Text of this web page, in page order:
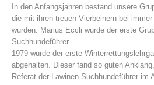
In den Anfangsjahren bestand unsere
die mit ihren treuen Vierbeinern bei
wurden. Marius Eccli wurde der erste
Suchhundeführer.
1979 wurde der erste
abgehalten. Dieser fand so guten
Referat der Lawinen-Suchhundeführer im